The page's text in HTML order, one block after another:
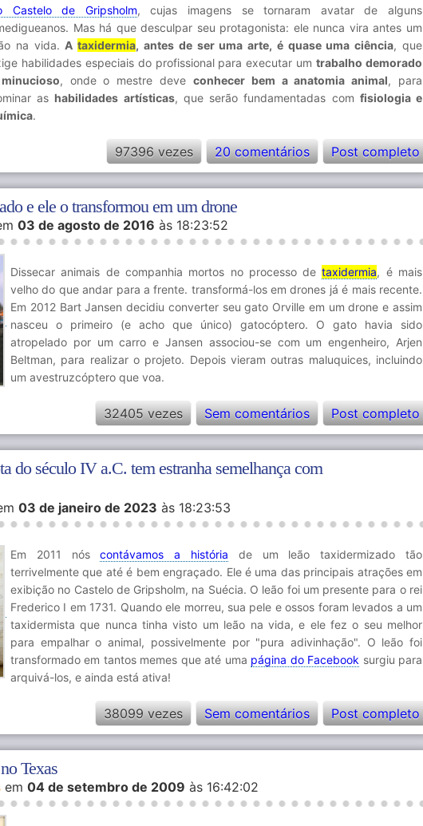
Castelo de Gripsholm, cujas imagens se tornaram avatar de alguns
Mas há que desculpar seu protagonista: ele nunca vira antes um
na vida.Ataxidermia, antes de ser uma arte, é quase uma ciência, que
habilidades especiais do profissional para executar umtrabalho demorado
, onde o mestre deve conhecer bem a anatomia animal, para
ashabilidades artísticas, que serão fundamentadas com fisiologia e
.
Post completo
20 comentários
97396 vezes
e ele o transformou em um drone
03 de agosto de 2016 às 18:23:52
Dissecar animais de companhia mortos no processo detaxidermia, é mais
velho do que andar para a frente. transformá-los em drones já é mais recente.
Em 2012 Bart Jansen decidiu converter seu gato Orville em um drone e assim
nasceu o primeiro (e acho que único) gatocóptero. O gato havia sido
atropelado por um carro e Jansen associou-se com um engenheiro, Arjen
Beltman, para realizar o projeto. Depois vieram outras maluquices, incluindo
um avestruzcóptero que voa.
Post completo
Sem comentários
32405 vezes
do século IV a.C. tem estranha semelhança com
03 de janeiro de 2023 às 18:23:53
Em 2011 nóscontávamos a história de um leão taxidermizado tão
terrivelmente que até é bem engraçado. Ele é uma das principais atrações em
exibição no Castelo de Gripsholm, na Suécia. O leão foi um presente para o rei
Frederico I em 1731. Quando ele morreu, sua pele e ossos foram levados a um
taxidermista que nunca tinha visto um leão na vida, e ele fez o seu melhor
para empalhar o animal, possivelmente por "pura adivinhação". O leão foi
transformado em tantos memes que até uma página do Facebook surgiu para
arquivá-los, e ainda está ativa!
Post completo
Sem comentários
38099 vezes
Texas
em 04 de setembro de 2009 às 16:42:02